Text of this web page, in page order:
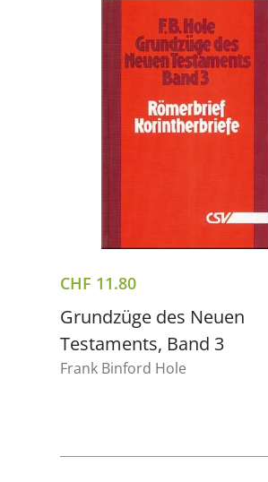
CHF 11.80
Grundzüge des Neuen
Testaments, Band 3
Frank Binford Hole